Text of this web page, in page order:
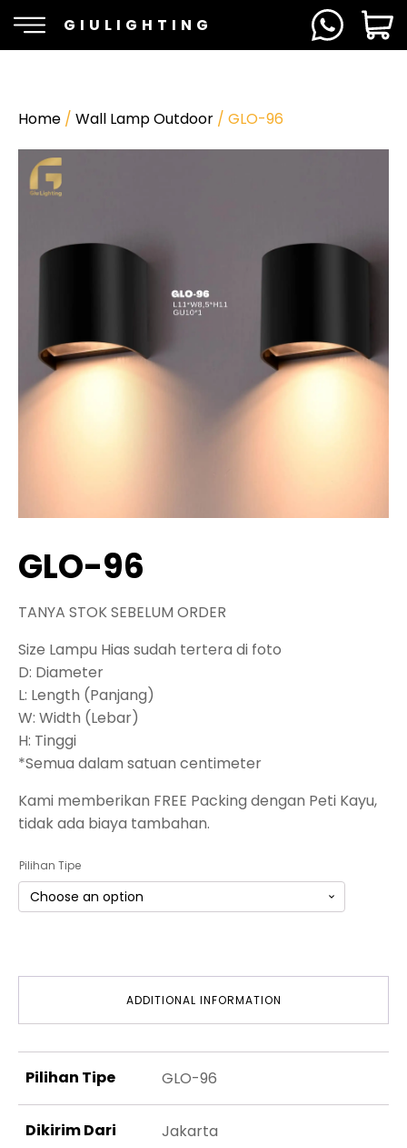
GIULIGHTING
Home / Wall Lamp Outdoor / GLO-96
GLO-96
TANYA STOK SEBELUM ORDER
Size Lampu Hias sudah tertera di foto
D: Diameter
L: Length (Panjang)
W: Width (Lebar)
H: Tinggi
*Semua dalam satuan centimeter
Kami memberikan FREE Packing dengan Peti Kayu,
tidak ada biaya tambahan.
Pilihan Tipe
ADDITIONAL INFORMATION
Pilihan Tipe GLO-96
Dikirim Dari Jakarta